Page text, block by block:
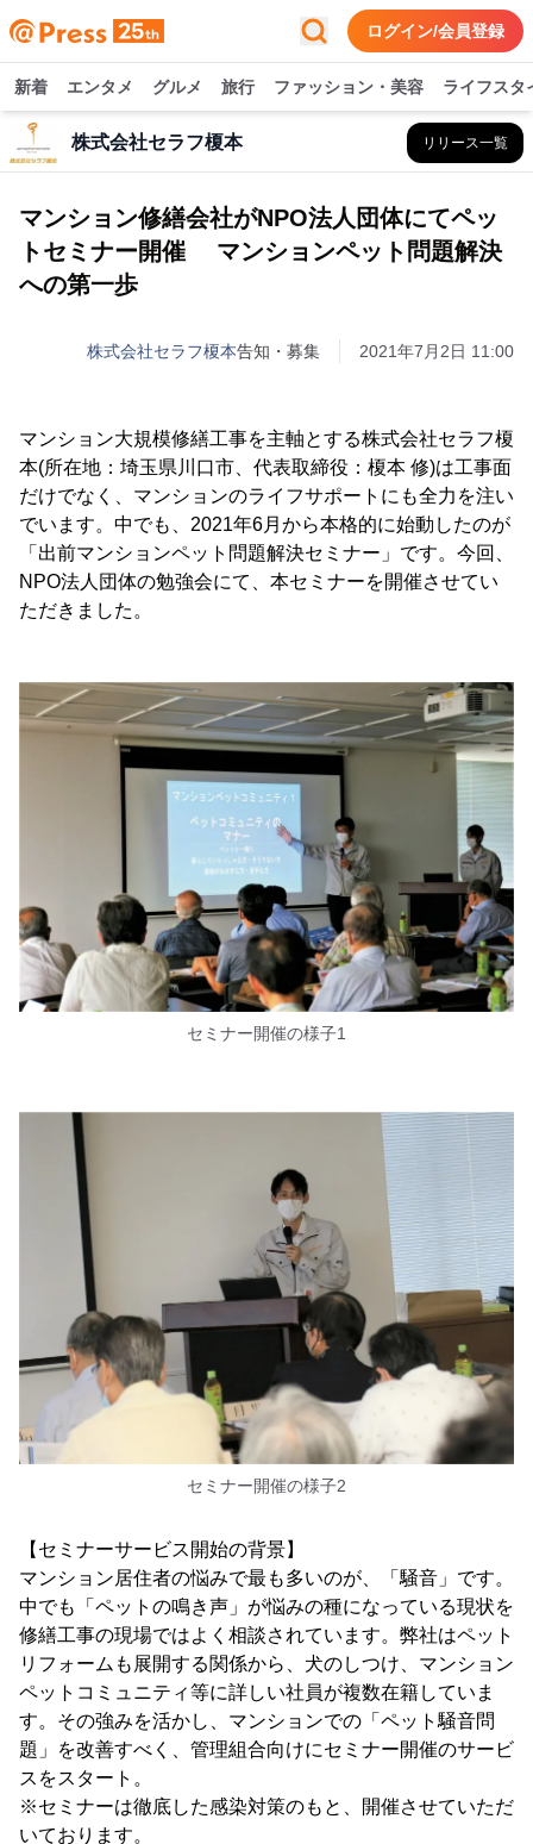
ログイン/会員登録
新着 エンタメ グルメ 旅行 ファッション・美容 ライフスタ
株式会社セラフ榎本 リリース一覧
マンション修繕会社がNPO法人団体にてペッ
トセミナー開催 マンションペット問題解決
への第一歩
株式会社セラフ榎本告知・募集 2021年7月2日 11:00
マンション大規模修繕工事を主軸とする株式会社セラフ榎
本(所在地：埼玉県川口市、代表取締役：榎本 修)は工事面
だけでなく、マンションのライフサポートにも全力を注い
でいます。中でも、2021年6月から本格的に始動したのが
「出前マンションペット問題解決セミナー」です。今回、
NPO法人団体の勉強会にて、本セミナーを開催させてい
ただきました。
セミナー開催の様子1
セミナー開催の様子2
【セミナーサービス開始の背景】
マンション居住者の悩みで最も多いのが、「騒音」です。
中でも「ペットの鳴き声」が悩みの種になっている現状を
修繕工事の現場ではよく相談されています。弊社はペット
リフォームも展開する関係から、犬のしつけ、マンション
ペットコミュニティ等に詳しい社員が複数在籍していま
す。その強みを活かし、マンションでの「ペット騒音問
題」を改善すべく、管理組合向けにセミナー開催のサービ
スをスタート。
※セミナーは徹底した感染対策のもと、開催させていただ
いております。